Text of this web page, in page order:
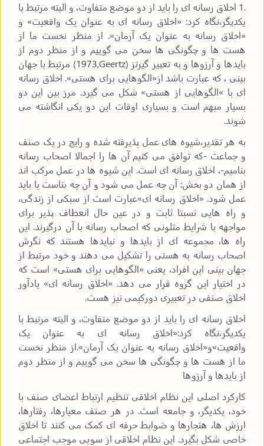
1. اخلاق رسانه ای را باید از دو موضع متفاوت، و البته مرتبط با
یکدیگر،نگاه کرد: «اخلاق رسانه ای به عنوان یک واقعیت» و
«اخلاق رسانه به عنوان یک آرمان». از منظر نخست ما از
هست ها و چگونگی ها سخن می گوییم و از منظر دوم از
بایدها و آرزوها و به تعبیر گیرتز (1973,Geertz) مرتبط با جهان
بینی ، که عبارت باشد از«الگوهایی برای هستی». اخلاق رسانه
ای با «الگوهایی از هستی» شکل می گیرد. مرز بین این دو
بسیار مبهم است و بسیاری اوقات این دو یکی انگاشته می
شوند.
به هر تقدیر،شیوه های عمل پذیرفته شده و رایج در یک صنف
و جماعت -که توافق می کنیم آن ها را اجمالا اصحاب رسانه
بنامیم-، اخلاق رسانه ای است. این شیوه ها در عمل مرکب اند
از همان دو بخش: آن چه عمل می شود و آن چه بناست یا باید
عمل شود. «اخلاق رسانه ای»عبارت است از سبکی از زندگی،
و راه هایی نسبتا ثابت و در عین حال انعطاف پذیر برای
مواجهه با شرایط متلونی که اصحاب رسانه با آن درگیرند. این
راه ها، مجموعه ای از بایدها و نبایدها هستند که نگرش
اصحاب رسانه به هستی را تشکیل می دهند و خود مرتبط از
جهان بینی این افراد، یعنی «الگوهایی برای هستی» است که
در اختیار این گروه قرار می دهد. «اخلاق رسانه ای» یادآور
اخلاق صنفی در تعبیری دورکیمی نیز هست.
اخلاق رسانه ای را باید از دو موضع متفاوت، و البته مرتبط با
یکدیگر،نگاه کرد:«اخلاق رسانه ای به عنوان یک
واقعیت»و«اخلاق رسانه به عنوان یک آرمان».از منظر نخست
ما از هست ها و چگونگی ها سخن می گوییم و از منظر دوم
از بایدها و آرزوها
کارکرد اصلی این نظام اخلاقی تنظیم ارتباط اعضای صنف با
خود، یکدیگر، و جامعه است. در هر صنف معیارها، رفتارها،
ارزش ها، هنجارها و ضوابط حرفه ای کمک می کنند تا اخلاق
خاصی شکل بگیرد. این نظام اخلاقی از سویی موجب اجتماعی